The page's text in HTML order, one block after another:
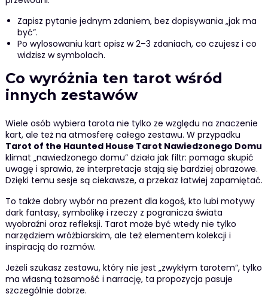
Zapisz pytanie jednym zdaniem, bez dopisywania „jak ma
być”.
Po wylosowaniu kart opisz w 2–3 zdaniach, co czujesz i co
widzisz w symbolach.
Co wyróżnia ten tarot wśród
innych zestawów
Wiele osób wybiera tarota nie tylko ze względu na znaczenie
kart, ale też na atmosferę całego zestawu. W przypadku
Tarot of the Haunted House Tarot Nawiedzonego Domu
klimat „nawiedzonego domu” działa jak filtr: pomaga skupić
uwagę i sprawia, że interpretacje stają się bardziej obrazowe.
Dzięki temu sesje są ciekawsze, a przekaz łatwiej zapamiętać.
To także dobry wybór na prezent dla kogoś, kto lubi motywy
dark fantasy, symbolikę i rzeczy z pogranicza świata
wyobraźni oraz refleksji. Tarot może być wtedy nie tylko
narzędziem wróżbiarskim, ale też elementem kolekcji i
inspiracją do rozmów.
Jeżeli szukasz zestawu, który nie jest „zwykłym tarotem”, tylko
ma własną tożsamość i narrację, ta propozycja pasuje
szczególnie dobrze.